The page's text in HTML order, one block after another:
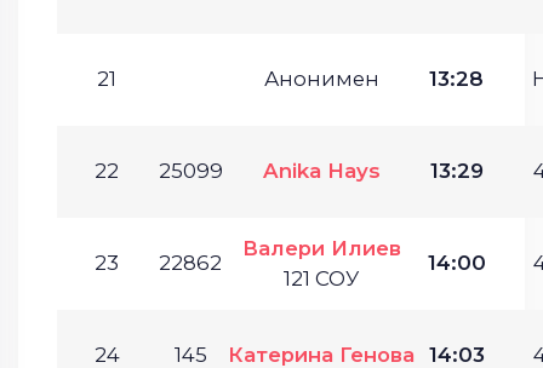
21 Анонимен 13:28
22 25099 Anika Hays 13:29
23 22862
Валери Илиев
121 СОУ
14:00
24 145 Катерина Генова 14:03